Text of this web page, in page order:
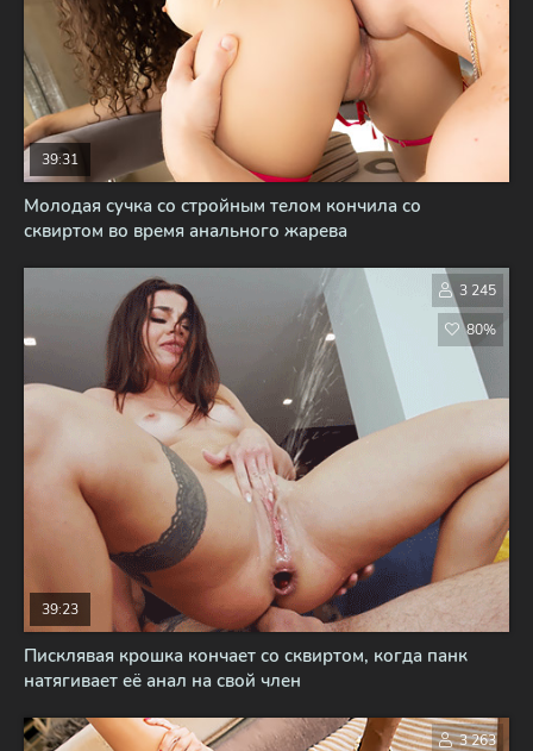
Молодая сучка со стройным телом кончила со
сквиртом во время анального жарева
39:31
Писклявая крошка кончает со сквиртом, когда панк
натягивает её анал на свой член
39:23
3 245
80%
3 263